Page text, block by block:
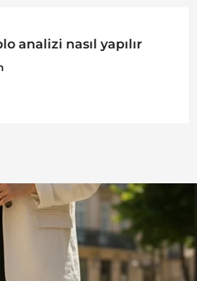
analizi nasıl yapılır